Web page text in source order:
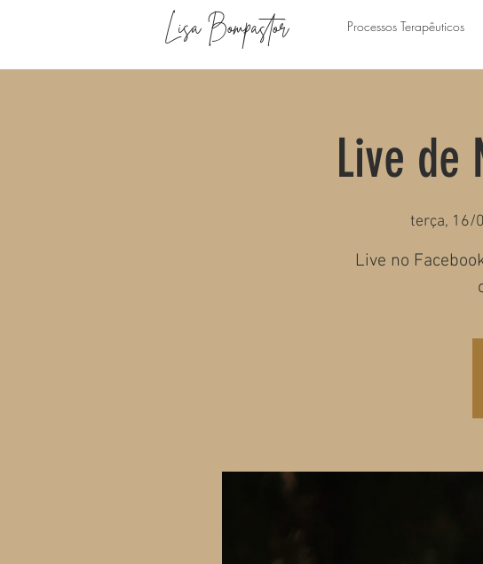
Processos Terapêuticos
Lisa Bompastor
Live de
terça, 16/
Live no